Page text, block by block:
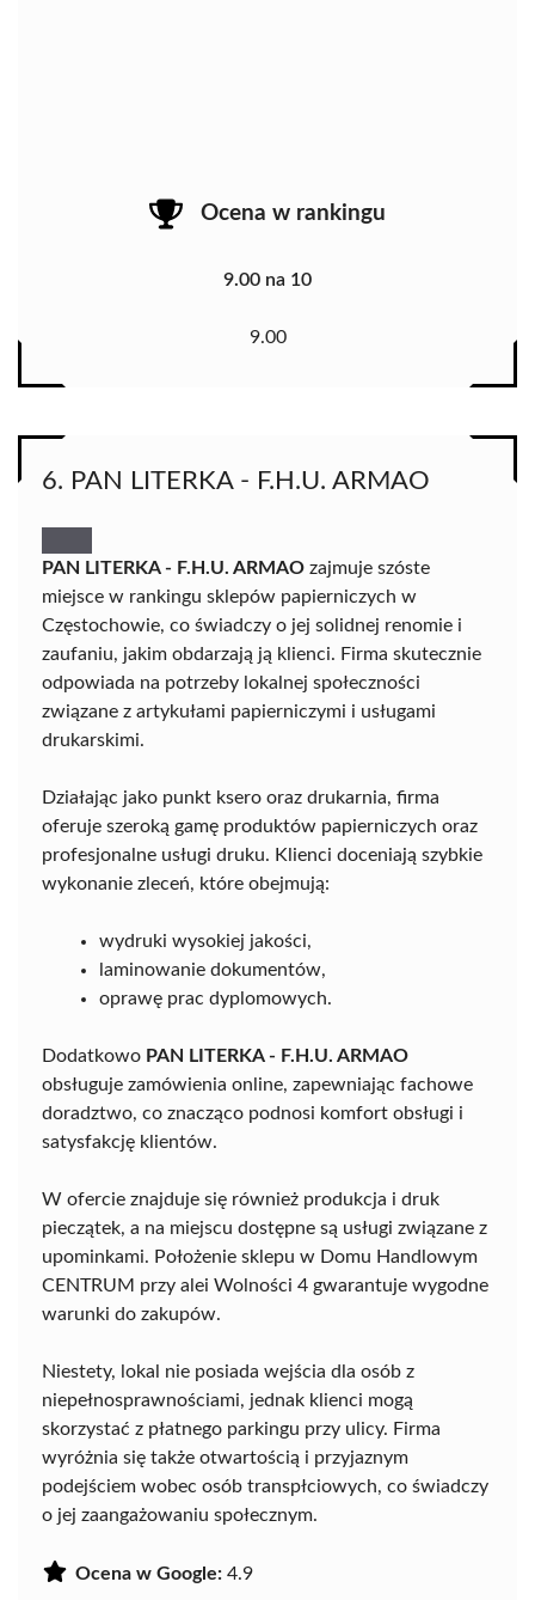
Ocena w rankingu
9.00 na 10
9.00
6. PAN LITERKA - F.H.U. ARMAO
PAN LITERKA - F.H.U. ARMAO zajmuje szóste
miejsce w rankingu sklepów papierniczych w
Częstochowie, co świadczy o jej solidnej renomie i
zaufaniu, jakim obdarzają ją klienci. Firma skutecznie
odpowiada na potrzeby lokalnej społeczności
związane z artykułami papierniczymi i usługami
drukarskimi.
Działając jako punkt ksero oraz drukarnia, firma
oferuje szeroką gamę produktów papierniczych oraz
profesjonalne usługi druku. Klienci doceniają szybkie
wykonanie zleceń, które obejmują:
wydruki wysokiej jakości,
laminowanie dokumentów,
oprawę prac dyplomowych.
Dodatkowo PAN LITERKA - F.H.U. ARMAO
obsługuje zamówienia online, zapewniając fachowe
doradztwo, co znacząco podnosi komfort obsługi i
satysfakcję klientów.
W ofercie znajduje się również produkcja i druk
pieczątek, a na miejscu dostępne są usługi związane z
upominkami. Położenie sklepu w Domu Handlowym
CENTRUM przy alei Wolności 4 gwarantuje wygodne
warunki do zakupów.
Niestety, lokal nie posiada wejścia dla osób z
niepełnosprawnościami, jednak klienci mogą
skorzystać z płatnego parkingu przy ulicy. Firma
wyróżnia się także otwartością i przyjaznym
podejściem wobec osób transpłciowych, co świadczy
o jej zaangażowaniu społecznym.
Ocena w Google: 4.9